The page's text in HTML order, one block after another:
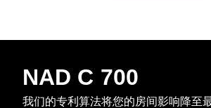
NAD C 700
我们的专利算法将您的房间影响降至